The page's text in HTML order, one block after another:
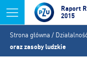
Raport
2015
Jesteś
tutaj
Strona główna /
oraz zasoby ludzkie